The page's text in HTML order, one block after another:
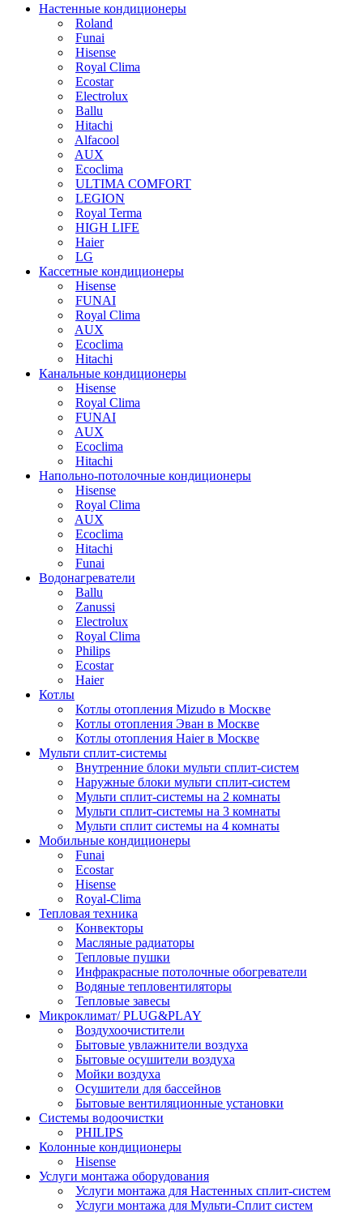
Настенные кондиционеры
Roland
Funai
Hisense
Royal Clima
Ecostar
Electrolux
Ballu
Hitachi
Alfacool
AUX
Ecoclima
ULTIMA COMFORT
LEGION
Royal Terma
HIGH LIFE
Haier
LG
Кассетные кондиционеры
Hisense
FUNAI
Royal Clima
AUX
Ecoclima
Hitachi
Канальные кондиционеры
Hisense
Royal Clima
FUNAI
AUX
Ecoclima
Hitachi
Напольно-потолочные кондиционеры
Hisense
Royal Clima
AUX
Ecoclima
Hitachi
Funai
Водонагреватели
Ballu
Zanussi
Electrolux
Royal Clima
Philips
Ecostar
Haier
Котлы
Котлы отопления Mizudo в Москве
Котлы отопления Эван в Москве
Котлы отопления Haier в Москве
Мульти сплит-системы
Внутренние блоки мульти сплит-систем
Наружные блоки мульти сплит-систем
Мульти сплит-системы на 2 комнаты
Мульти сплит-системы на 3 комнаты
Мульти сплит системы на 4 комнаты
Мобильные кондиционеры
Funai
Ecostar
Hisense
Royal-Clima
Тепловая техника
Конвекторы
Масляные радиаторы
Тепловые пушки
Инфракрасные потолочные обогреватели
Водяные тепловентиляторы
Тепловые завесы
Микроклимат/ PLUG&PLAY
Воздухоочистители
Бытовые увлажнители воздуха
Бытовые осушители воздуха
Мойки воздуха
Осушители для бассейнов
Бытовые вентиляционные установки
Системы водоочистки
PHILIPS
Колонные кондиционеры
Hisense
Услуги монтажа оборудования
Услуги монтажа для Настенных сплит-систем
Услуги монтажа для Мульти-Сплит систем